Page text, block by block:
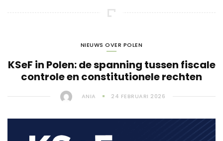
NIEUWS OVER POLEN
KSeF in Polen: de spanning tussen fiscale
controle en constitutionele rechten
ANIA 24 FEBRUARI 2026